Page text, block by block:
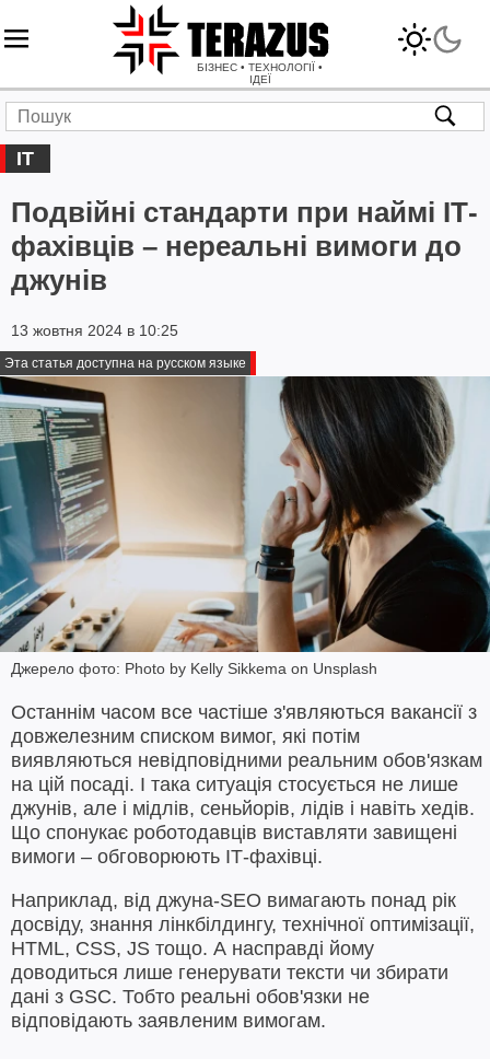
БІЗНЕС • ТЕХНОЛОГІЇ •
ІДЕЇ
IT
Подвійні стандарти при наймі ІТ-
фахівців – нереальні вимоги до
джунів
13 жовтня 2024 в 10:25
Эта статья доступна на русском языке
Джерело фото: Photo by Kelly Sikkema on Unsplash
Останнім часом все частіше з'являються вакансії з
довжелезним списком вимог, які потім
виявляються невідповідними реальним обов'язкам
на цій посаді. І така ситуація стосується не лише
джунів, але і мідлів, сеньйорів, лідів і навіть хедів.
Що спонукає роботодавців виставляти завищені
вимоги – обговорюють ІТ-фахівці.
Наприклад, від джуна-SEO вимагають понад рік
досвіду, знання лінкбілдингу, технічної оптимізації,
HTML, CSS, JS тощо. А насправді йому
доводиться лише генерувати тексти чи збирати
дані з GSC. Тобто реальні обов'язки не
відповідають заявленим вимогам.